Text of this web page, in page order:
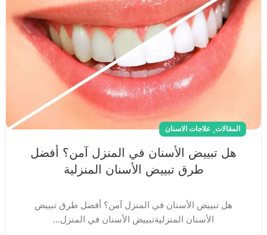
المقالات, علاجات الاسنان
هل تبييض الأسنان في المنزل آمن؟ أفضل
طرق تبييض الأسنان المنزلية
هل تبييض الأسنان في المنزل آمن؟ أفضل طرق تبييض
الأسنان المنزليةتبييض الأسنان في المنزل...